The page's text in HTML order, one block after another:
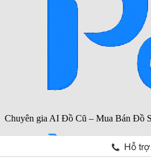
Hỗ trợ